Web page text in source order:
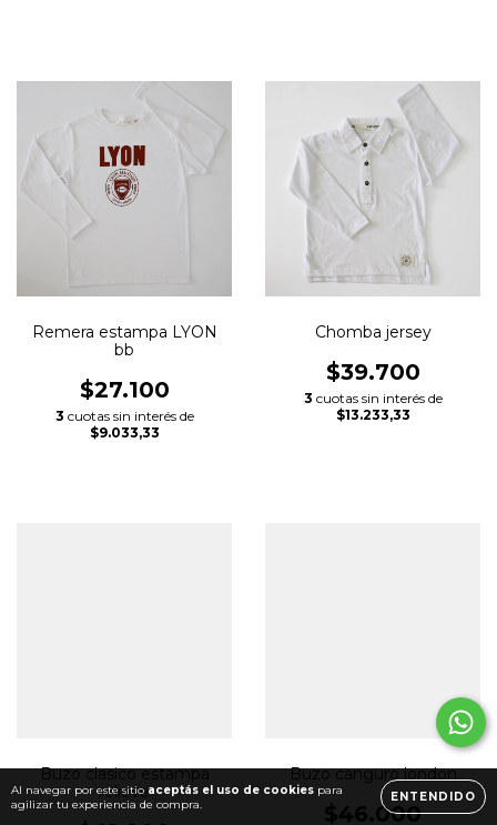
Al navegar por este sitioaceptás el uso de cookies para
agilizar tu experiencia de compra.
ENTENDIDO
Remera estampa LYON
bb
$27.100
3 cuotas sin interés de
$9.033,33
Chomba jersey
$39.700
3 cuotas sin interés de
$13.233,33
Buzo clasico estampa
relieve
Buzo canguro london
$46.000